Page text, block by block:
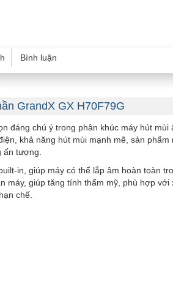
Bình luận
GrandX GX H70F79G
đáng chú ý trong phân khúc máy hút mùi
khả năng hút mùi mạnh mẽ, sản phẩm
ấn tượng.
in, giúp máy có thể lắp âm hoàn toàn
máy, giúp tăng tính thẩm mỹ, phù hợp
chế.